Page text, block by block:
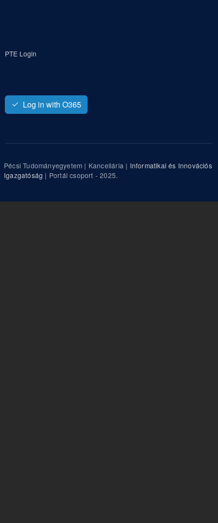
PTE Login
Log in with O365
Pécsi Tudományegyetem | Kancellária | Informatikai és Innovációs
Igazgatóság | Portál csoport - 2025.